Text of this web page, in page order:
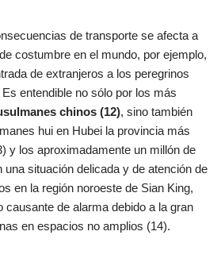
de transporte se afecta a
costumbre en el mundo, por ejemplo,
de extranjeros a los peregrinos
entendible no sólo por los más
chinos (12), sino también
hui en Hubei la provincia más
y los aproximadamente un millón de
situación delicada y de atención de
en la región noroeste de Sian King,
causante de alarma debido a la gran
en espacios no amplios (14).